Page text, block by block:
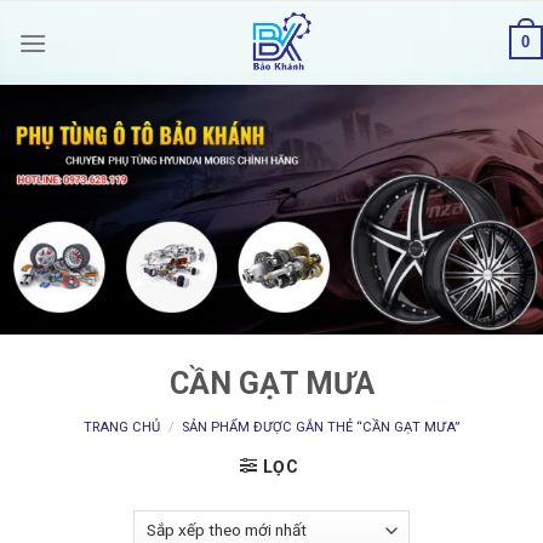
0
CẦN GẠT MƯA
TRANG CHỦ / SẢN PHẨM ĐƯỢC GẮN THẺ “CẦN GẠT MƯA”
LỌC